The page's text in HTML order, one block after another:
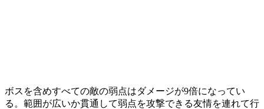
ボスを含めすべての敵の弱点はダメージが9倍になってい
る。範囲が広いか貫通して弱点を攻撃できる友情を連れて行